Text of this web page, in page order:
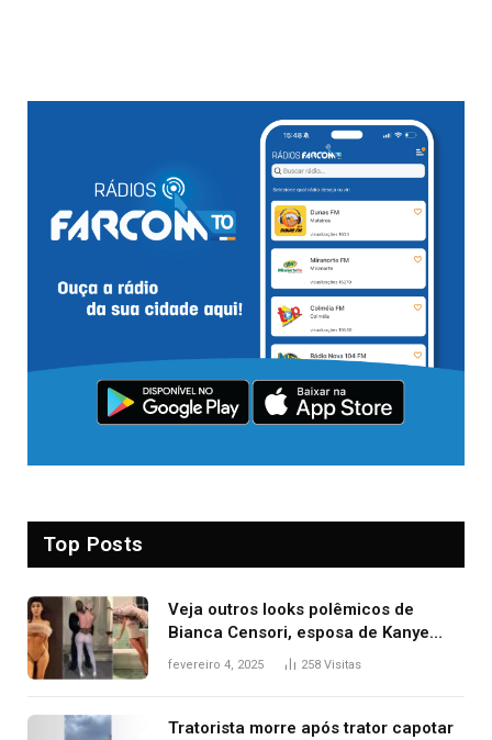
Top Posts
Veja outros looks polêmicos de
Bianca Censori, esposa de Kanye
West que apareceu nua no Grammy
fevereiro 4, 2025 258 Visitas
Tratorista morre após trator capotar